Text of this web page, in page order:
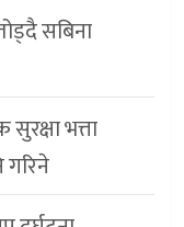
सबिना
भत्ता
गरिने